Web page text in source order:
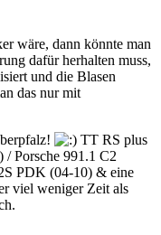
wäre, dann könnte man
dafür herhalten muss,
und die Blasen
das nur mit
TT RS plus
Porsche 991.1 C2
PDK (04-10) & eine
viel weniger Zeit als